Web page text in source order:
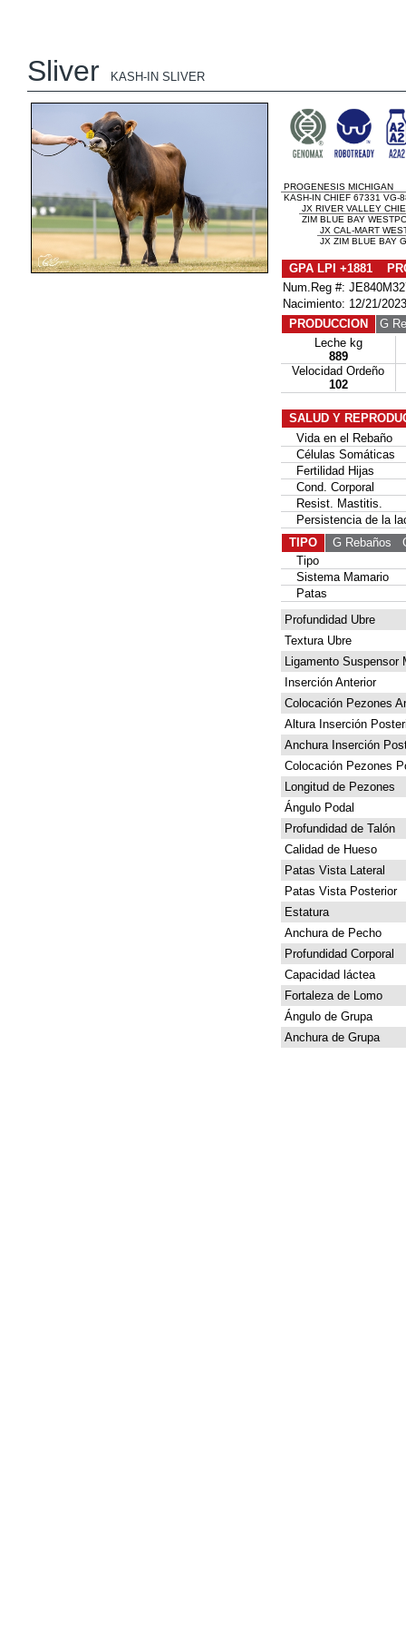
Sliver KASH-IN SLIVER
PROGENESIS MICHIGAN
KASH-IN CHIEF 67331 VG-
JX RIVER VALLEY
ZIM BLUE BAY
JX CAL-MART
JX ZIM BLUE BAY
GPA LPI +1881
Num.Reg #:
Nacimiento: 12/21/2023
PRODUCCION
G
Leche kg
889
Velocidad Ordeño
102
SALUD Y
Vida en el Rebaño
Células Somáticas
Fertilidad Hijas
Cond. Corporal
Resist. Mastitis.
Persistencia de la
TIPO
G Rebaños
Tipo
Sistema Mamario
Patas
Profundidad Ubre
Textura Ubre
Ligamento Suspensor
Inserción Anterior
Colocación Pezones
Altura Inserción
Anchura Inserción
Colocación Pezones
Longitud de Pezones
Ángulo Podal
Profundidad de Talón
Calidad de Hueso
Patas Vista Lateral
Patas Vista Posterior
Estatura
Anchura de Pecho
Profundidad Corporal
Capacidad láctea
Fortaleza de Lomo
Ángulo de Grupa
Anchura de Grupa